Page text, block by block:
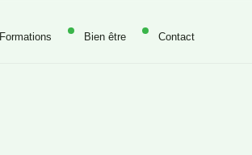
Formations Bien être Contact